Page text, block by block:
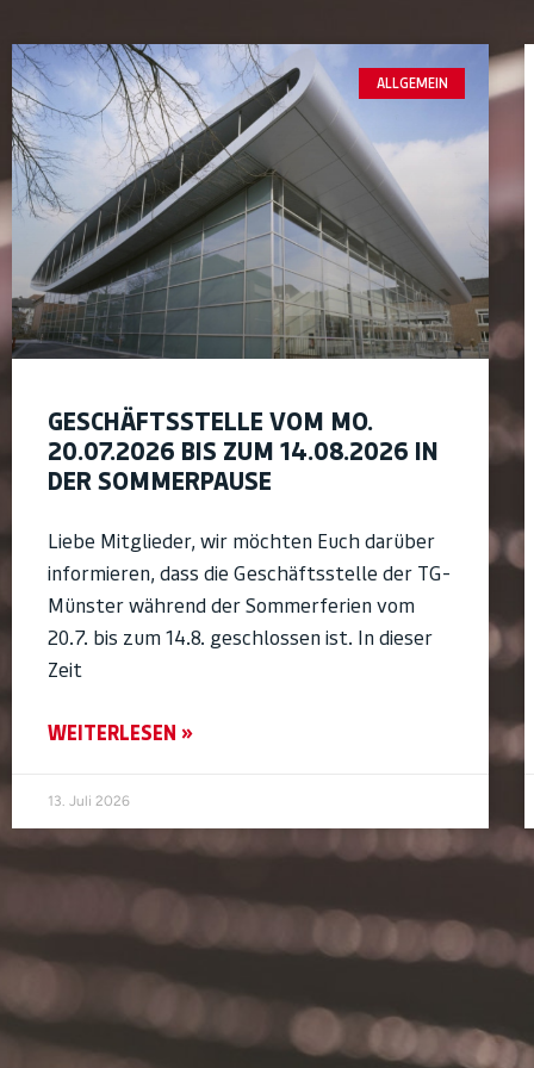
ALLGEMEIN
GESCHÄFTSSTELLE VOM MO.
20.07.2026 BIS ZUM 14.08.2026 IN
DER SOMMERPAUSE
Liebe Mitglieder, wir möchten Euch darüber
informieren, dass die Geschäftsstelle der TG-
Münster während der Sommerferien vom
20.7. bis zum 14.8. geschlossen ist. In dieser
Zeit
WEITERLESEN »
13. Juli 2026